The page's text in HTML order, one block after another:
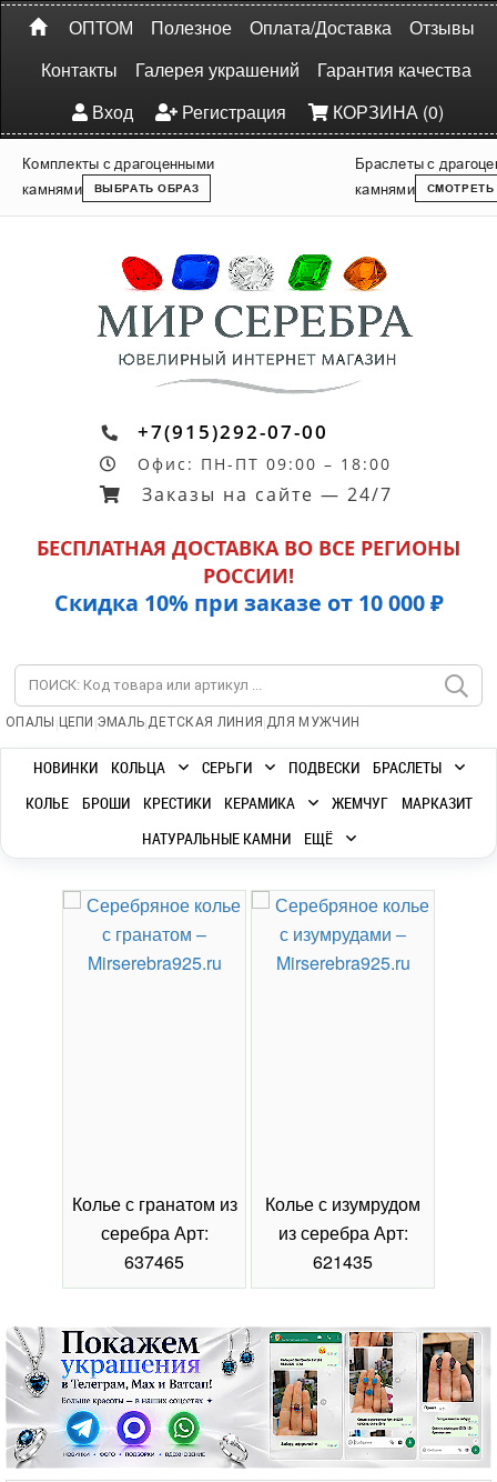
ОПТОМ Полезное Оплата/Доставка
Отзывы
Контакты
Галерея украшений
Гарантия качества
Вход
Регистрация КОРЗИНА (0)
Комплекты с драгоценными
камнями
ВЫБРАТЬ ОБРАЗ
Браслеты с
камнями
СМОТРЕТЬ
+7(915)292-07-00
Офис: ПН-ПТ 09:00 – 18:00
Заказы на сайте — 24/7
БЕСПЛАТНАЯ ДОСТАВКА ВО ВСЕ РЕГИОНЫ
РОССИИ!
Скидка 10% при заказе от 10 000 ₽
ОПАЛЫ | ЦЕПИ |ЭМАЛЬ|ДЕТСКАЯ ЛИНИЯ |ДЛЯ МУЖЧИН
НОВИНКИ КОЛЬЦА СЕРЬГИ ПОДВЕСКИ
БРАСЛЕТЫ
КОЛЬЕ
БРОШИ КРЕСТИКИ КЕРАМИКА ЖЕМЧУГ
МАРКАЗИТ
НАТУРАЛЬНЫЕ КАМНИ
ЕЩЁ
Колье с гранатом из
серебра Арт:
637465
Колье с изумрудом
из серебра Арт:
621435